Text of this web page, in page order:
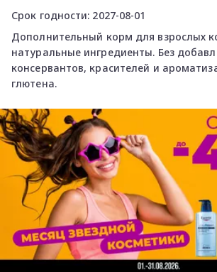
Срок годности: 2027-08-01
Дополнительный корм для взрослых
натуральные ингредиенты. Без
консервантов, красителей и
глютена.